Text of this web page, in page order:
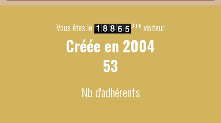
Vous êtes le ème visiteur
Créée en 2004
53
Nb d'adhérents